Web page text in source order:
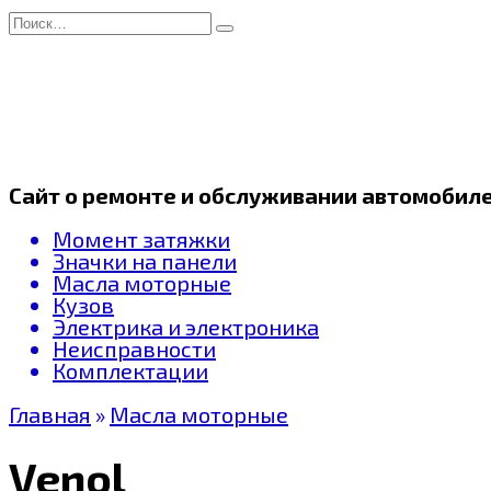
Перейти
к
Search
for:
Сайт о ремонте и обслуживании
Момент затяжки
Значки на панели
Масла моторные
Кузов
Электрика и электроника
Неисправности
Комплектации
Главная » Масла моторные
Venol